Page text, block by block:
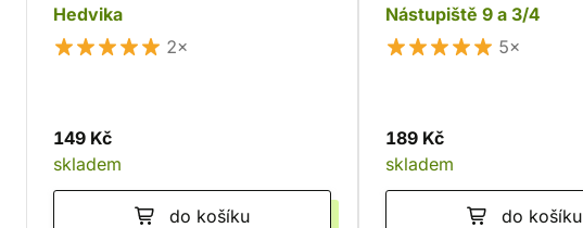
Hedvika
2×
149 Kč
skladem
do košíku
Nástupiště 9 a 3/4
5×
189 Kč
skladem
do košíku